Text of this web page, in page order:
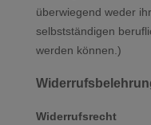
überwiegend weder
selbstständigen
werden können.)
Widerrufsrecht